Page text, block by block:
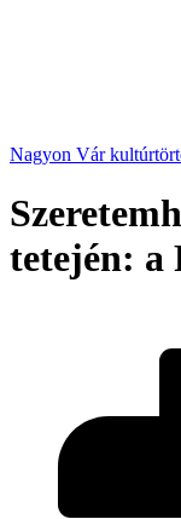
Nagyon Vár
tetején: a